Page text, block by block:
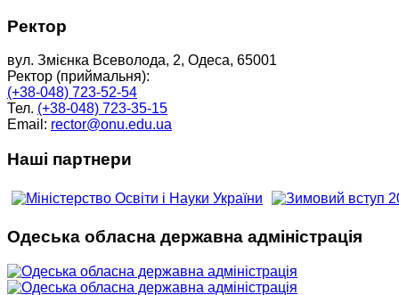
Ректор
вул. Змієнка Всеволода, 2, Одеса, 65001
Ректор (приймальня):
(+38-048) 723-52-54
Тел. (+38-048) 723-35-15
Email: rector@onu.edu.ua
Наші партнери
Одеська обласна державна адміністрація